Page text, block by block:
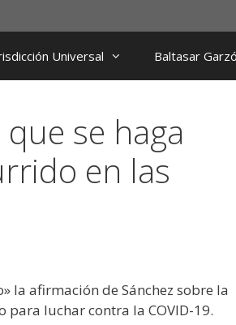
Universal Baltasar
se haga
en las
la afirmación de Sánchez sobre la
para luchar contra la COVID-19.